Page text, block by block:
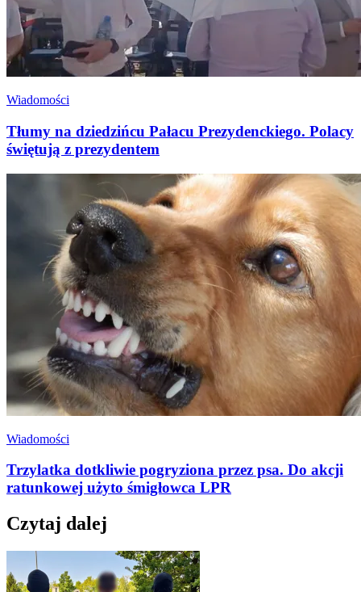
Wiadomości
Tłumy na dziedzińcu Pałacu Prezydenckiego. Polacy
świętują z prezydentem
Wiadomości
Trzylatka dotkliwie pogryziona przez psa. Do akcji
ratunkowej użyto śmigłowca LPR
Czytaj dalej